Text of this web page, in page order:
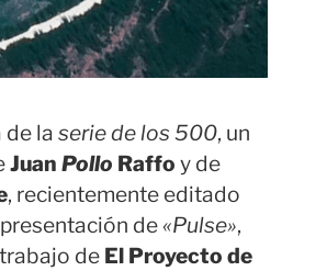
de la serie de los 500, un
Juan Pollo Raffo y de
, recientemente editado
de «Pulse»,
de El Proyecto de